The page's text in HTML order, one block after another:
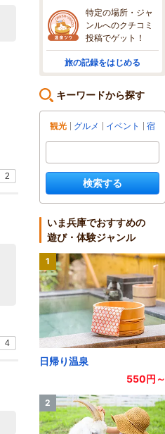
2
4
特定の場所・ジャ
ンルへのクチコミ
投稿でゲット！
旅の記録をはじめる
キーワードから探す
観光 グルメ イベント 宿
検索する
いま兵庫でおすすめの
遊び・体験ジャンル
1
日帰り温泉
550円～
2